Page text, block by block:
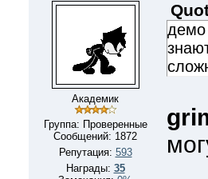
Академик
Группа: Проверенные
Сообщений: 1872
Репутация: 593
Награды: 35
демо